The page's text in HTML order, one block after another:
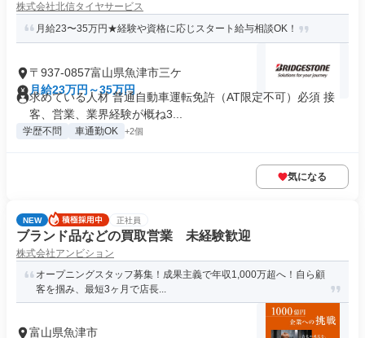
株式会社北信タイヤサービス
月給23〜35万円★経験や資格に応じスタート給与相談OK！
〒937-0857富山県魚津市三ケ
月給23万円～35万円
求めている人材 普通自動車運転免許（AT限定不可）必須 接
客、営業、業界経験が概ね3...
学歴不問 車通勤OK +2個
気になる
NEW 正社員
ブランド品などの買取営業 未経験歓迎
株式会社アンビション
オープニングスタッフ募集！成果主義で年収1,000万超へ！自ら顧
客を掴み、最短3ヶ月で店長...
富山県魚津市